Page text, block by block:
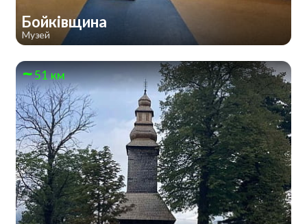
Бойківщина
Музей
51 км